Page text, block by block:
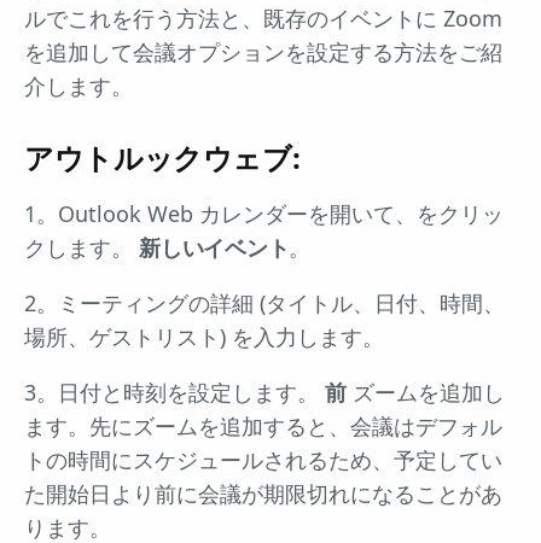
ルでこれを行う方法と、既存のイベントに Zoom
を追加して会議オプションを設定する方法をご紹
介します。
アウトルックウェブ:
1。Outlook Web カレンダーを開いて、をクリッ
クします。 新しいイベント。
2。ミーティングの詳細 (タイトル、日付、時間、
場所、ゲストリスト) を入力します。
3。日付と時刻を設定します。 前ズームを追加し
ます。先にズームを追加すると、会議はデフォル
トの時間にスケジュールされるため、予定してい
た開始日より前に会議が期限切れになることがあ
ります。